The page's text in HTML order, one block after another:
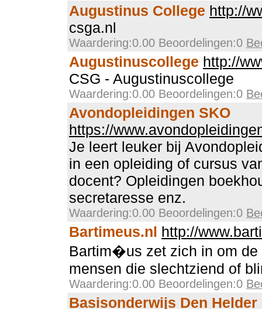
Augustinus College http://
csga.nl
Waardering:0.00 Beoordelingen:0
Augustinuscollege http://
CSG - Augustinuscollege
Waardering:0.00 Beoordelingen:0
Avondopleidingen SKO
https://
Je leert leuker bij
in een opleiding of cursus
docent? Opleidingen
secretaresse enz.
Waardering:0.00 Beoordelingen:0
Bartimeus.nl http://
Bartim�us zet zich in om
mensen die slechtziend of
Waardering:0.00 Beoordelingen:0
Basisonderwijs Den Helder